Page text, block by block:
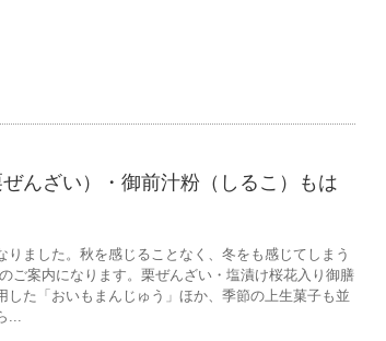
んざい）・御前汁粉（しるこ）もは
ました。秋を感じることなく、冬をも感じてしまう
ご案内になります。栗ぜんざい・塩漬け桜花入り御膳
た「おいもまんじゅう」ほか、季節の上生菓子も並
...